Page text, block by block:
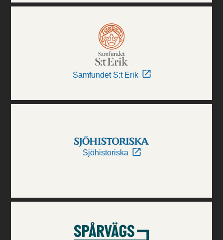
Samfundet S:t Erik
Sjöhistoriska